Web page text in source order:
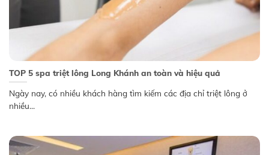
TOP 5 spa triệt lông Long Khánh an toàn và hiệu quả
Ngày nay, có nhiều khách hàng tìm kiếm các địa chỉ triệt lông ở
nhiều...